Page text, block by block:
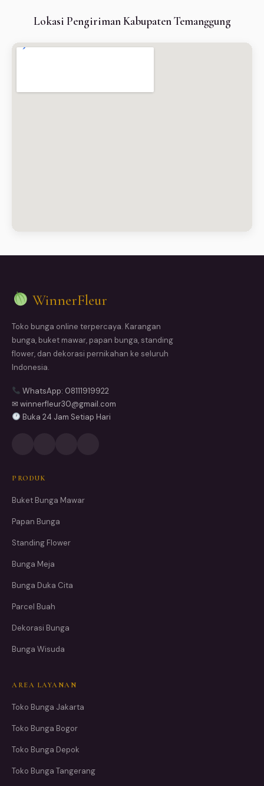
Lokasi Pengiriman Kabupaten Temanggung
WinnerFleur
Toko bunga online terpercaya. Karangan
bunga, buket mawar, papan bunga, standing
flower, dan dekorasi pernikahan ke seluruh
Indonesia.
WhatsApp: 08111919922
✉ winnerfleur30@gmail.com
Buka 24 Jam Setiap Hari
PRODUK
Buket Bunga Mawar
Papan Bunga
Standing Flower
Bunga Meja
Bunga Duka Cita
Parcel Buah
Dekorasi Bunga
Bunga Wisuda
AREA LAYANAN
Toko Bunga Jakarta
Toko Bunga Bogor
Toko Bunga Depok
Toko Bunga Tangerang